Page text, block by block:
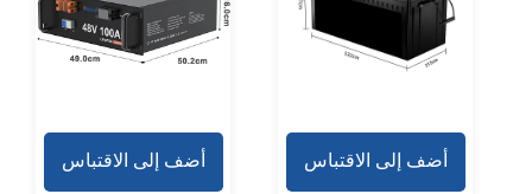
أضف إلى الاقتباس أضف إلى الاقتباس